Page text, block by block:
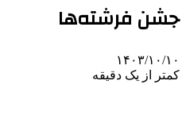
جشن فرشته‌ها
۱۴۰۳/۱۰/۱۰
کمتر از یک دقیقه